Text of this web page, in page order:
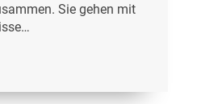
Sie gehen mit